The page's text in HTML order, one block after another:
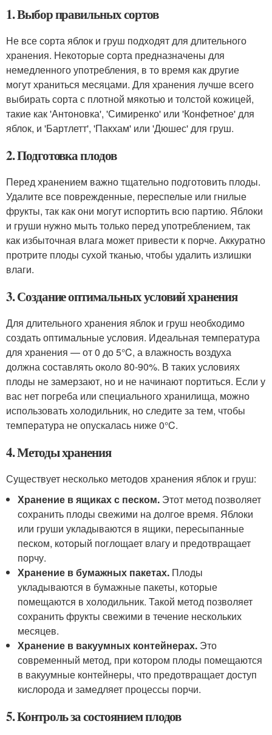
1. Выбор правильных сортов
Не все сорта яблок и груш подходят для длительного
хранения. Некоторые сорта предназначены для
немедленного употребления, в то время как другие
могут храниться месяцами. Для хранения лучше всего
выбирать сорта с плотной мякотью и толстой кожицей,
такие как 'Антоновка', 'Симиренко' или 'Конфетное' для
яблок, и 'Бартлетт', 'Пакхам' или 'Дюшес' для груш.
2. Подготовка плодов
Перед хранением важно тщательно подготовить плоды.
Удалите все поврежденные, переспелые или гнилые
фрукты, так как они могут испортить всю партию. Яблоки
и груши нужно мыть только перед употреблением, так
как избыточная влага может привести к порче. Аккуратно
протрите плоды сухой тканью, чтобы удалить излишки
влаги.
3. Создание оптимальных условий хранения
Для длительного хранения яблок и груш необходимо
создать оптимальные условия. Идеальная температура
для хранения — от 0 до 5°C, а влажность воздуха
должна составлять около 80-90%. В таких условиях
плоды не замерзают, но и не начинают портиться. Если у
вас нет погреба или специального хранилища, можно
использовать холодильник, но следите за тем, чтобы
температура не опускалась ниже 0°C.
4. Методы хранения
Существует несколько методов хранения яблок и груш:
Хранение в ящиках с песком. Этот метод позволяет
сохранить плоды свежими на долгое время. Яблоки
или груши укладываются в ящики, пересыпанные
песком, который поглощает влагу и предотвращает
порчу.
Хранение в бумажных пакетах. Плоды
укладываются в бумажные пакеты, которые
помещаются в холодильник. Такой метод позволяет
сохранить фрукты свежими в течение нескольких
месяцев.
Хранение в вакуумных контейнерах. Это
современный метод, при котором плоды помещаются
в вакуумные контейнеры, что предотвращает доступ
кислорода и замедляет процессы порчи.
5. Контроль за состоянием плодов